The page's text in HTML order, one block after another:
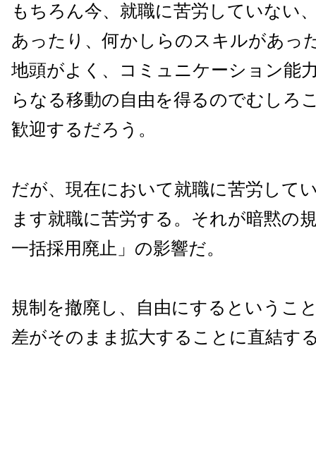
もちろん今、就職に苦労していない
あったり、何かしらのスキルがあっ
地頭がよく、コミュニケーション能
らなる移動の自由を得るのでむしろ
歓迎するだろう。
だが、現在において就職に苦労して
ます就職に苦労する。それが暗黙の
一括採用廃止」の影響だ。
規制を撤廃し、自由にするというこ
差がそのまま拡大することに直結す